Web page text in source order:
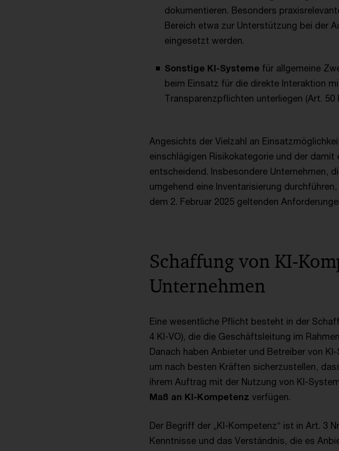
dokumentieren. Besonders
Bereich etwa zur Unterstützung bei der
eingesetzt werden.
Sonstige KI-Systeme für allgemeine
beim Einsatz für die direkte Interaktion
Transparenzpflichten unterliegen (Art. 50
Angesichts der Vielzahl an
einschlägigen Risikokategorie und der
entscheidend. Insbesondere Unternehmen,
umgehend eine Inventarisierung
dem 2. Februar 2025 geltenden
Schaffung von KI-
Unternehmen
Eine wesentliche Pflicht besteht in der
4 KI-VO), die die Geschäftsleitung im
Danach haben Anbieter und Betreiber von
um nach besten Kräften sicherzustellen,
ihrem Auftrag mit der Nutzung von KI-
Maß an KI-Kompetenz verfügen.
Der Begriff der „KI-Kompetenz“ ist in Art. 3
Kenntnisse und das Verständnis, die es